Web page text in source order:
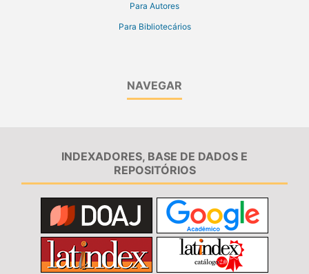
Para Autores
Para Bibliotecários
NAVEGAR
INDEXADORES, BASE DE DADOS E
REPOSITÓRIOS